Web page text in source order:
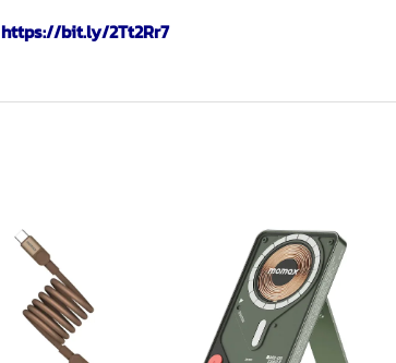
https://bit.ly/2Tt2Rr7